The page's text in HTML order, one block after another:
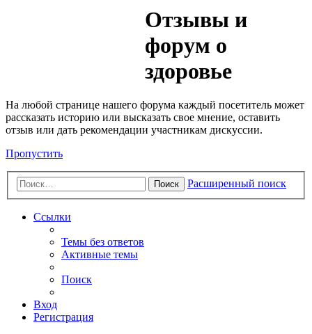
Отзывы и
форум о
здоровье
На любой странице нашего форума каждый посетитель может
рассказать историю или высказать свое мнение, оставить
отзыв или дать рекомендации участникам дискуссии.
Пропустить
Поиск Расширенный поиск
Ссылки
Темы без ответов
Активные темы
Поиск
Вход
Регистрация